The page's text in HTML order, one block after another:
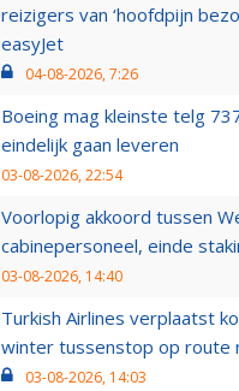
reizigers van ‘hoofdpijn
easyJet
04-08-2026, 7:26
Boeing mag kleinste telg
eindelijk gaan leveren
03-08-2026, 22:54
Voorlopig akkoord tussen
cabinepersoneel, einde
03-08-2026, 14:40
Turkish Airlines verplaatst
winter tussenstop op route
03-08-2026, 14:03